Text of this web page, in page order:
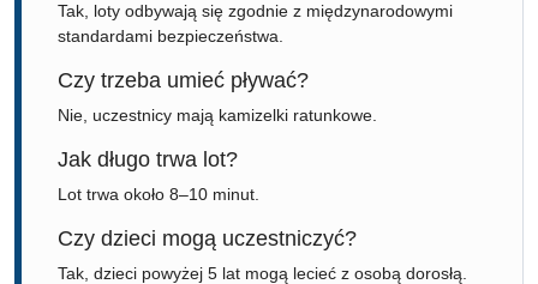
Tak, loty odbywają się zgodnie z międzynarodowymi
standardami bezpieczeństwa.
Czy trzeba umieć pływać?
Nie, uczestnicy mają kamizelki ratunkowe.
Jak długo trwa lot?
Lot trwa około 8–10 minut.
Czy dzieci mogą uczestniczyć?
Tak, dzieci powyżej 5 lat mogą lecieć z osobą dorosłą.